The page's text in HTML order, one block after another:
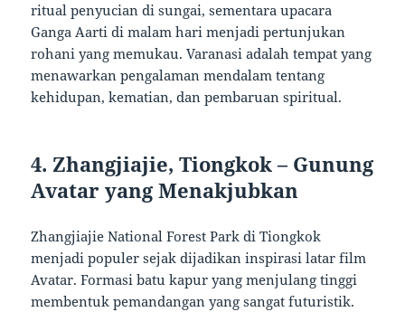
ritual penyucian di sungai, sementara upacara
Ganga Aarti di malam hari menjadi pertunjukan
rohani yang memukau. Varanasi adalah tempat yang
menawarkan pengalaman mendalam tentang
kehidupan, kematian, dan pembaruan spiritual.
4. Zhangjiajie, Tiongkok – Gunung
Avatar yang Menakjubkan
Zhangjiajie National Forest Park di Tiongkok
menjadi populer sejak dijadikan inspirasi latar film
Avatar. Formasi batu kapur yang menjulang tinggi
membentuk pemandangan yang sangat futuristik.